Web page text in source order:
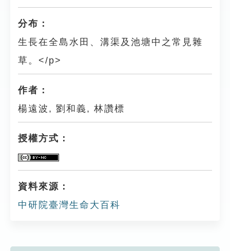
分布：
生長在全島水田、溝渠及池塘中之常見雜
草。</p>
作者：
楊遠波, 劉和義, 林讚標
授權方式：
資料來源：
中研院臺灣生命大百科